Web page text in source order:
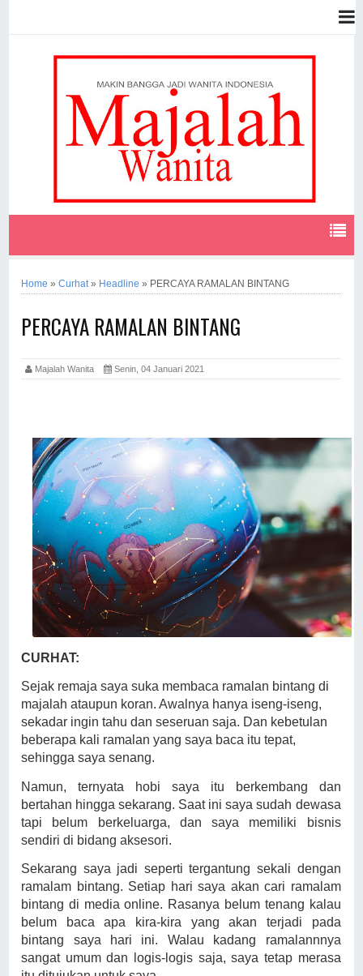
Home »Curhat» Headline » PERCAYA RAMALAN BINTANG
PERCAYA RAMALAN BINTANG
Majalah Wanita Senin, 04 Januari 2021
CURHAT:
Sejak remaja saya suka membaca ramalan bintang di
majalah ataupun koran. Awalnya hanya iseng-iseng,
sekadar ingin tahu dan seseruan saja. Dan kebetulan
beberapa kali ramalan yang saya baca itu tepat,
sehingga saya senang.
Namun, ternyata hobi saya itu berkembang dan
bertahan hingga sekarang. Saat ini saya sudah dewasa
tapi belum berkeluarga, dan saya memiliki bisnis
sendiri di bidang aksesori.
Sekarang saya jadi seperti tergantung sekali dengan
ramalam bintang. Setiap hari saya akan cari ramalam
bintang di media online. Rasanya belum tenang kalau
belum baca apa kira-kira yang akan terjadi pada
bintang saya hari ini. Walau kadang ramalannnya
sangat umum dan logis-logis saja, saya tetap merasa